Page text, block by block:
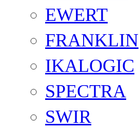
EWERT
FRANKLIN
IKALOGIC
SPECTRA
SWIR